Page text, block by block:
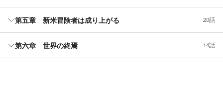
第五章 新米冒険者は成り上がる 20話
第六章 世界の終焉 14話